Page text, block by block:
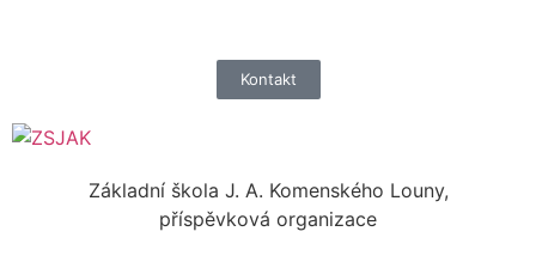
Kontakt
Základní škola J. A. Komenského Louny,
příspěvková organizace